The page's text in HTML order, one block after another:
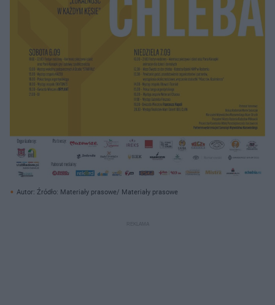
Autor: Źródło: Materiały prasowe/ Materiały prasowe